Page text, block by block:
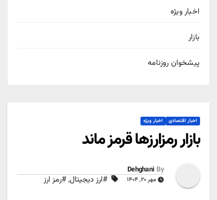
اخبار ویژه
بازار
پیشخوان روزنامه
اخبار اقتصادی اخبار ویژه
بازار رمزارزها قرمز ماند
By
Dehghani
مهر ۲۰, ۱۴۰۴ #ارز دیجیتال,#رمز ارز